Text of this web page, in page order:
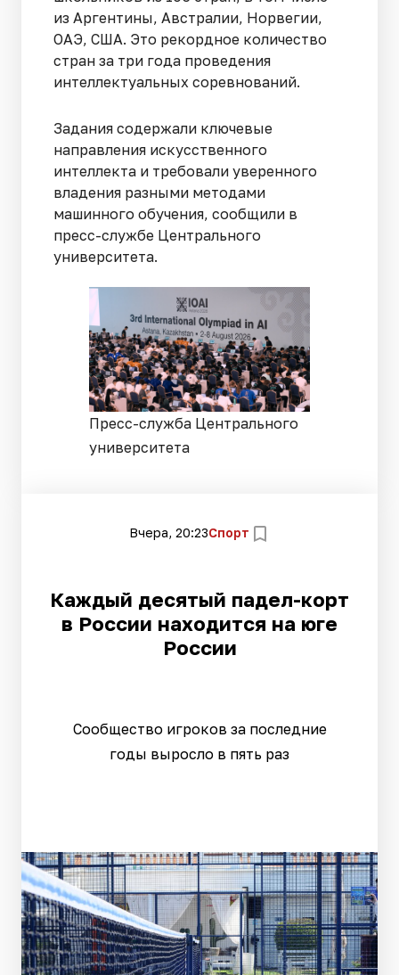
из Аргентины, Австралии, Норвегии,
ОАЭ, США. Это рекордное количество
стран за три года проведения
интеллектуальных соревнований.
Задания содержали ключевые
направления искусственного
интеллекта и требовали уверенного
владения разными методами
машинного обучения, сообщили в
пресс-службе Центрального
университета.
Пресс-служба Центрального
университета
Вчера, 20:23Спорт
Каждый десятый падел-корт
в России находится на юге
России
Сообщество игроков за последние
годы выросло в пять раз